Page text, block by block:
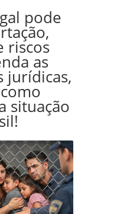
pode
riscos
as
jurídicas,
situação